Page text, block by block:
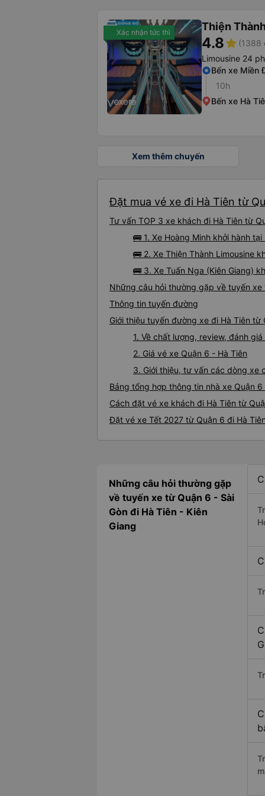
Xác nhận tức thì Thiện
4.8star (1388
Limousine 24
Bến xe Miền
10h
Bến xe Hà
Xem thêm chuyến
Đặt mua vé xe đi Hà Tiên từ
Tư vấn TOP 3 xe khách đi Hà Tiên từ
🚌 1. Xe Hoàng Minh khởi hành
🚌 2. Xe Thiện Thành Limousine
🚌 3. Xe Tuấn Nga (Kiên Giang)
Những câu hỏi thường gặp về tuyến xe
Thông tin tuyến đường
Giới thiệu tuyến đường xe đi Hà Tiên từ
1. Về chất lượng, review, đánh
2. Giá vé xe Quận 6 - Hà Tiên
3. Giới thiệu, tư vấn các dòng xe
Bảng tổng hợp thông tin nhà xe Quận 6
Cách đặt vé xe khách đi Hà Tiên từ
Đặt vé xe Tết 2027 từ Quận 6 đi Hà Tiên
Những câu hỏi thường gặp
về tuyến xe từ Quận 6 - Sài
Gòn đi Hà Tiên - Kiên
Giang